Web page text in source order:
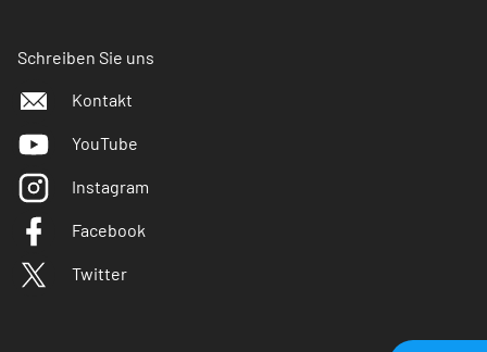
Schreiben Sie uns
Kontakt
YouTube
Instagram
Facebook
Twitter